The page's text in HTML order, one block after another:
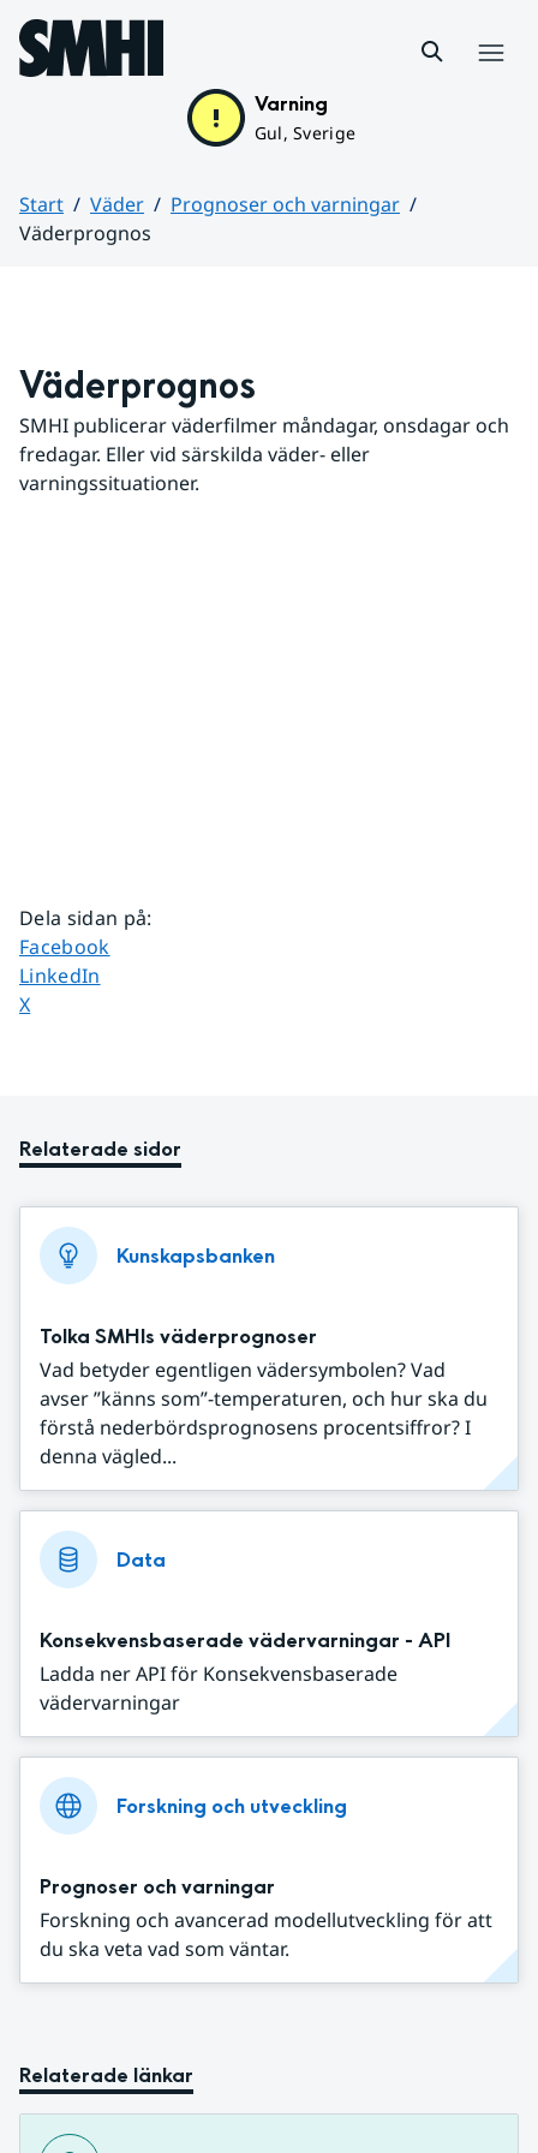
Hoppa till sidans innehåll
Varning
Gul, Sverige
Start Väder
Prognoser och varningar
Väderprognos
Väderprognos
SMHI publicerar väderfilmer måndagar, onsdagar och
fredagar. Eller vid särskilda väder- eller
varningssituationer.
Dela sidan på:
Dela sidan på
Facebook
Dela sidan på
LinkedIn
Dela sidan på
X
Relaterade sidor
Kunskapsbanken
Tolka SMHIs väderprognoser
Vad betyder egentligen vädersymbolen? Vad
avser ”känns som”-temperaturen, och hur ska du
förstå nederbördsprognosens procentsiffror? I
denna vägled...
Data
Konsekvensbaserade vädervarningar - API
Ladda ner API för Konsekvensbaserade
vädervarningar
Forskning och utveckling
Prognoser och varningar
Forskning och avancerad modellutveckling för att
du ska veta vad som väntar.
Relaterade länkar